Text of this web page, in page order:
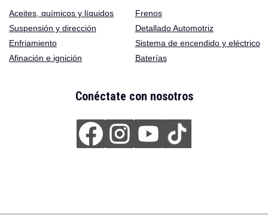
Aceites químicos y líquidos
Frenos
Suspensión y dirección
Detallado Automotriz
Enfriamiento
Sistema de encendido y eléctrico
Afinación e ignición
Baterías
Conéctate con nosotros